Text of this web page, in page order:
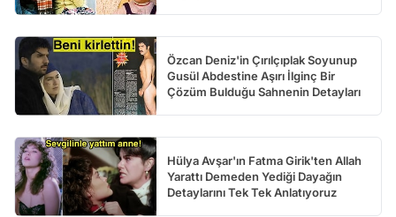
Özcan Deniz'in Çırılçıplak Soyunup
Gusül Abdestine Aşırı İlginç Bir
Çözüm Bulduğu Sahnenin Detayları
Hülya Avşar'ın Fatma Girik'ten Allah
Yarattı Demeden Yediği Dayağın
Detaylarını Tek Tek Anlatıyoruz